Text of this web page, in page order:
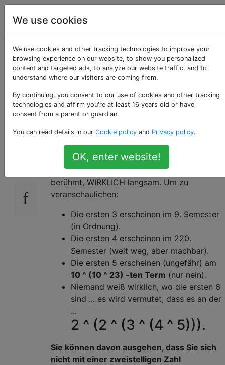
Programmierrätsel
& Code Golf
Generiere n Ziffern
von Gijswijts
Sequenz
Einführung
Gijswijts Sequenz (A090822) ist wirklich
berühmt, WIRKLICH langsam. Um zu
veranschaulichen:
Die ersten 3 erscheinen im 9. Semester
(in Ordnung).
Die ersten 4 erscheinen im 220.
Semester (weit weg, aber machbar).
Die ersten 5 erscheinen (ungefähr) am
10 ^ (10 ^ 23) -ten Term (nur nein).
Niemand weiß wirklich, wo die ersten 6
sind ... es wird vermutet, dass es an der
...
2 ^ (2 ^ (3 ^ (4 ^ 5))).
Sie können davon ausgehen, dass Sie sich
nicht mit einer zweistelligen Zahl
We use cookies
We use cookies and other tracking technologies to improve your
browsing experience on our website, to show you personalized
content and targeted ads, to analyze our website traffic, and to
understand where our visitors are coming from.
By continuing, you consent to our use of cookies and other tracking
technologies and affirm you're at least 16 years old or have
consent from a parent or guardian.
You can read details in our Cookie policy and Privacy policy.
OK, enter website!